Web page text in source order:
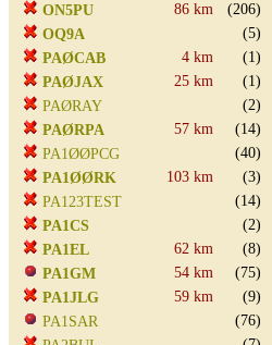
ON5PU
86 km
(206)
OQ9A
(5)
PAØCAB
4 km
(1)
PAØJAX
25 km
(1)
PAØRAY
(2)
PAØRPA
57 km
(14)
PA1ØØPCG
(40)
PA1ØØRK
103 km
(3)
PA123TEST
(14)
PA1CS
(2)
PA1EL
62 km
(8)
PA1GM
54 km
(75)
PA1JLG
59 km
(9)
PA1SAR
(76)